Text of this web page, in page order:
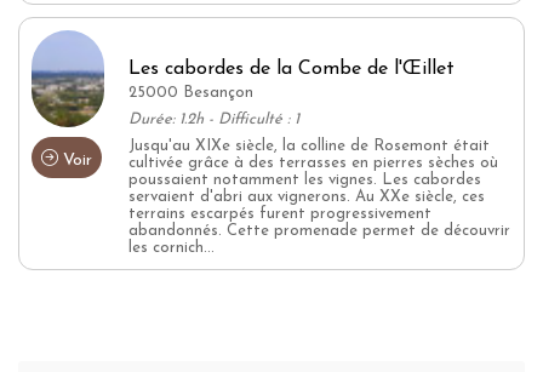
Voir
Les cabordes de la Combe de l'Œillet
25000 Besançon
Durée: 1.2h - Difficulté : 1
Jusqu'au XIXe siècle, la colline de Rosemont était
cultivée grâce à des terrasses en pierres sèches où
poussaient notamment les vignes. Les cabordes
servaient d'abri aux vignerons. Au XXe siècle, ces
terrains escarpés furent progressivement
abandonnés. Cette promenade permet de découvrir
les cornich...